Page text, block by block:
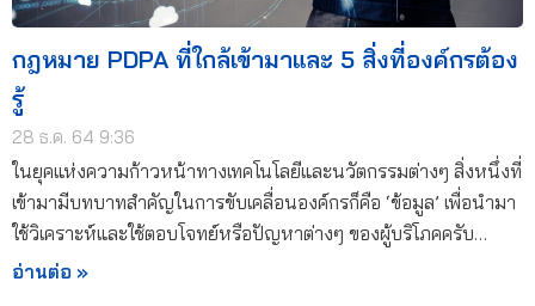
กฎหมาย PDPA ที่ใกล้เข้ามาและ 5 สิ่งที่องค์กรต้อง
รู้
28 ธ.ค. 64 9:36
ในยุคแห่งความก้าวหน้าทางเทคโนโลยีและนวัตกรรมต่างๆ สิ่งหนึ่งที่
เข้ามามีบทบาทสำคัญในการขับเคลื่อนองค์กรก็คือ ‘ข้อมูล’ เพื่อนำมา
ใช้วิเคราะห์และใช้ตอบโจทย์หรือปัญหาต่างๆ ของผู้บริโภคครับ…
อ่านต่อ »